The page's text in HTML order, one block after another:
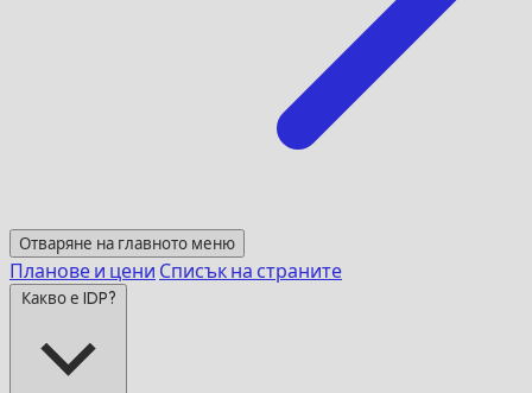
Отваряне на главното меню
Планове и цени Списък на страните
Какво е IDP?